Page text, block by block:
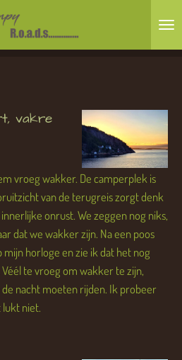
vakre
vroeg wakker. De camperplek is
van de terugreis zorgt denk
onrust. We zeggen nog niks,
dat we wakker zijn. Na een poos
horloge en zie ik dat het nog
te vroeg om wakker te zijn,
nacht moeten rijden. Ik probeer
lukt niet.